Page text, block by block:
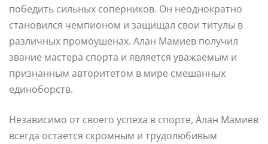
победить сильных соперников. Он неоднократно
становился чемпионом и защищал свои титулы в
различных промоушенах. Алан Мамиев получил
звание мастера спорта и является уважаемым и
признанным авторитетом в мире смешанных
единоборств.
Независимо от своего успеха в спорте, Алан Мамиев
всегда остается скромным и трудолюбивым